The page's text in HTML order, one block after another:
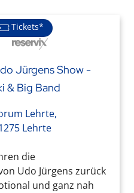
Tickets*
Jürgens Show -
& Big Band
Lehrte,
Lehrte
die
Udo Jürgens zurück
und ganz nah